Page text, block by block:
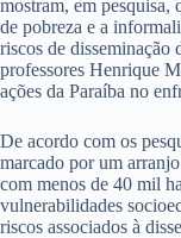
mostram, em pesquisa,
de pobreza e a
riscos de
professores Henrique
ações da Paraíba no
De acordo com os
marcado por um
com menos de 40 mil
vulnerabilidades
riscos associados à